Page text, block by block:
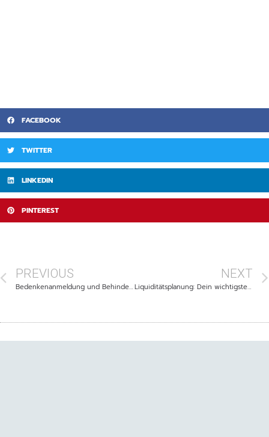
FACEBOOK
TWITTER
LINKEDIN
PINTEREST
PREVIOUS
Bedenkenanmeldung und Behinderungsanzeige: Wie Du rechtliche Nachteile auf der Baustelle vermeidest
NEXT
Liquiditätsplanung: Dein wichtigstes Dokument im Augenblick zum Herunterladen